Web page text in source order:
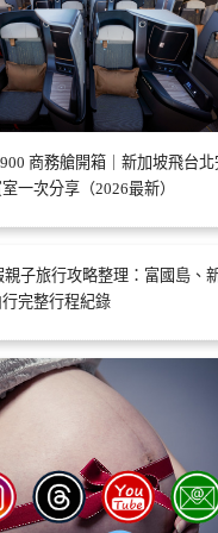
商務艙開箱｜新加坡飛台
一次分享（2026最新）
親子旅行攻略整理：富國島、
完整行程紀錄